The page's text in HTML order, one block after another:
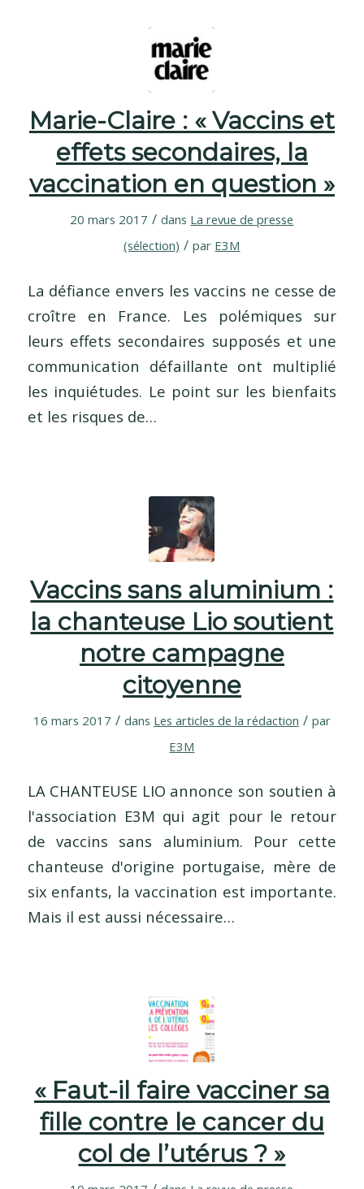
Marie-Claire : « Vaccins et
effets secondaires, la
vaccination en question »
20 mars 2017 / dans La revue de presse
(sélection) / par E3M
La défiance envers les vaccins ne cesse de
croître en France. Les polémiques sur
leurs effets secondaires supposés et une
communication défaillante ont multiplié
les inquiétudes. Le point sur les bienfaits
et les risques de…
Vaccins sans aluminium :
la chanteuse Lio soutient
notre campagne
citoyenne
16 mars 2017 / dans Les articles de la rédaction / par
E3M
LA CHANTEUSE LIO annonce son soutien à
l'association E3M qui agit pour le retour
de vaccins sans aluminium. Pour cette
chanteuse d'origine portugaise, mère de
six enfants, la vaccination est importante.
Mais il est aussi nécessaire…
« Faut-il faire vacciner sa
fille contre le cancer du
col de l’utérus ? »